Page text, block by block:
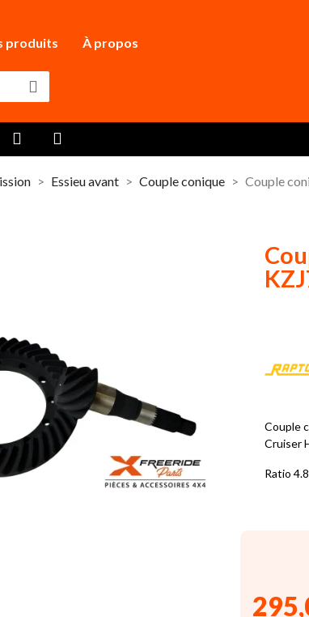
produits À propos
Essieu avant Couple conique Couple
Couple
Cruiser
Ratio